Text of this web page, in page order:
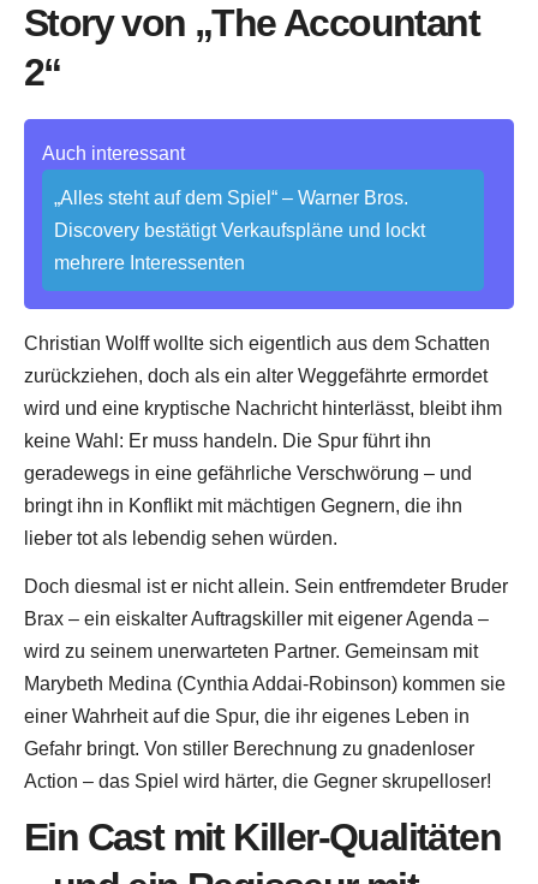
Story von „The Accountant
2“
Auch interessant
„Alles steht auf dem Spiel“ – Warner Bros.
Discovery bestätigt Verkaufspläne und lockt
mehrere Interessenten
Christian Wolff wollte sich eigentlich aus dem Schatten
zurückziehen, doch als ein alter Weggefährte ermordet
wird und eine kryptische Nachricht hinterlässt, bleibt ihm
keine Wahl: Er muss handeln. Die Spur führt ihn
geradewegs in eine gefährliche Verschwörung – und
bringt ihn in Konflikt mit mächtigen Gegnern, die ihn
lieber tot als lebendig sehen würden.
Doch diesmal ist er nicht allein. Sein entfremdeter Bruder
Brax – ein eiskalter Auftragskiller mit eigener Agenda –
wird zu seinem unerwarteten Partner. Gemeinsam mit
Marybeth Medina (Cynthia Addai-Robinson) kommen sie
einer Wahrheit auf die Spur, die ihr eigenes Leben in
Gefahr bringt. Von stiller Berechnung zu gnadenloser
Action – das Spiel wird härter, die Gegner skrupelloser!
Ein Cast mit Killer-Qualitäten